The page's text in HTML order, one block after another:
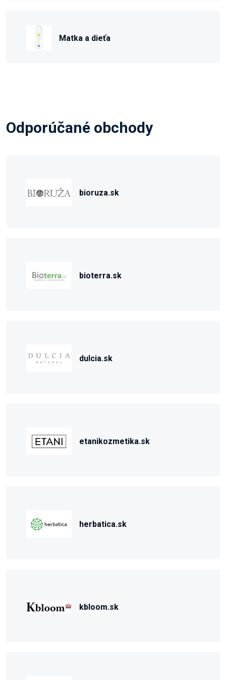
Matka a dieťa
Odporúčané obchody
bioruza.sk
bioterra.sk
dulcia.sk
etanikozmetika.sk
herbatica.sk
kbloom.sk